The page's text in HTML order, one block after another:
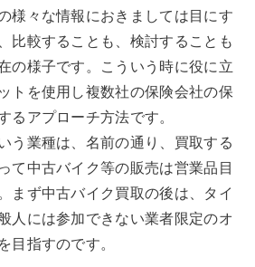
様々な情報におきましては目にす
比較することも、検討することも
の様子です。こういう時に役に立
トを使用し複数社の保険会社の保
るアプローチ方法です。
う業種は、名前の通り、買取する
て中古バイク等の販売は営業品目
まず中古バイク買取の後は、タイ
人には参加できない業者限定のオ
目指すのです。